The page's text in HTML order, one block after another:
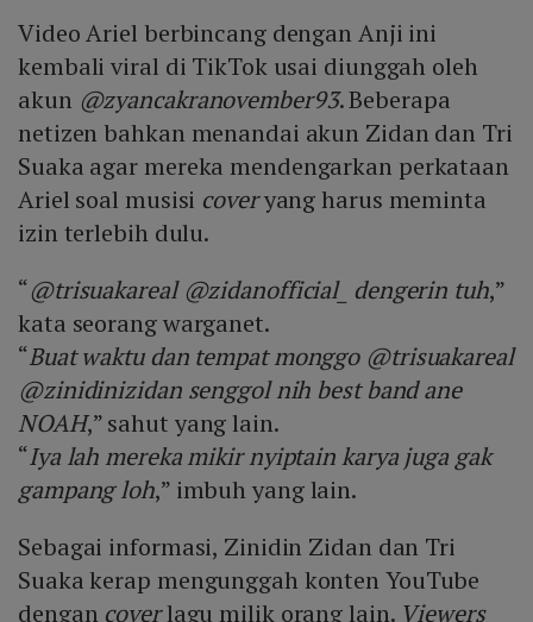
Video Ariel berbincang dengan Anji ini
kembali viral di TikTok usai diunggah oleh
akun @zyancakranovember93. Beberapa
netizen bahkan menandai akun Zidan dan Tri
Suaka agar mereka mendengarkan perkataan
Ariel soal musisi coveryang harus meminta
izin terlebih dulu.
“@trisuakareal @zidanofficial_ dengerin tuh,”
kata seorang warganet.
“Buat waktu dan tempat monggo @trisuakareal
@zinidinizidan senggol nih best band ane
NOAH,” sahut yang lain.
“Iya lah mereka mikir nyiptain karya juga gak
gampang loh,” imbuh yang lain.
Sebagai informasi, Zinidin Zidan dan Tri
Suaka kerap mengunggah konten YouTube
dengan coverlagu milik orang lain. Viewers